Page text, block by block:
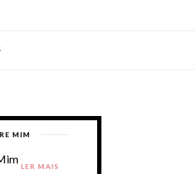
MIM
LER MAIS